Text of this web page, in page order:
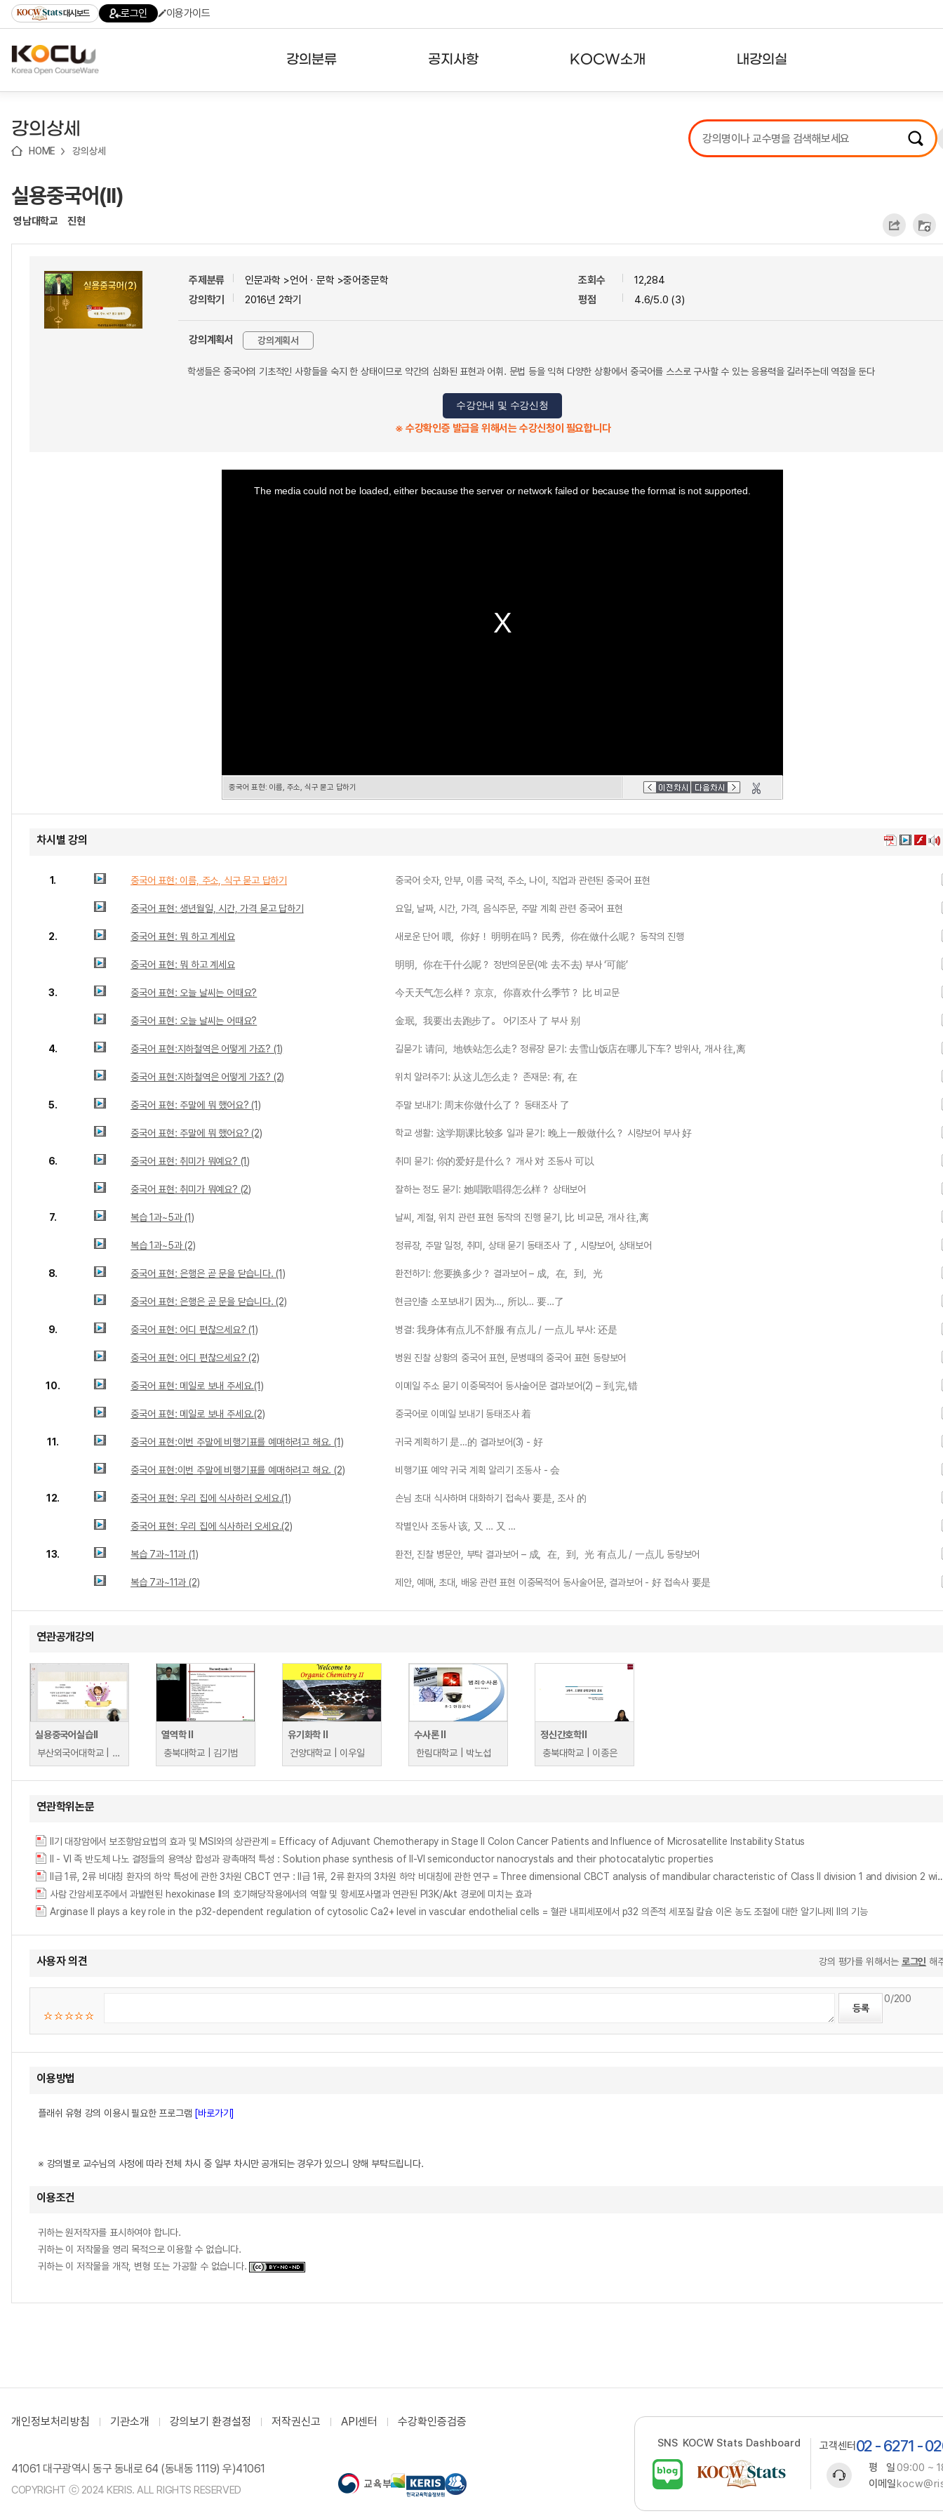
기
기
기
content)
가
대시보드 로그인 이용가이드
강의분류 공지사항 KOCW소개 내강의실
강의리스트
수강확인증강의
강의상세
HOME 강의상세
실용중국어(II)
영남대학교 진현
주제분류
인문과학 >언어ㆍ문학 >중어중문학
강의학기
2016년 2학기
조회수
12,284
평점
4.6/5.0 (3)
강의계획서 강의계획서
학생들은 중국어의 기초적인 사항들을 숙지 한 상태이므로 약간의 심화된 표현과 어휘. 문법 등을 익혀 다양한 상황에서 중국어를 스스로 구사할 수 있는 응용력을 길러주는데 역점을 둔다
수강안내 및 수강신청
※ 수강확인증 발급을 위해서는 수강신청이 필요합니다
The media could not be loaded, either because the server or network failed or because the format is not supported.
중국어 표현: 이름, 주소, 식구 묻고 답하기
차시별 강의
1. 중국어 표현: 이름, 주소, 식구 묻고 답하기 중국어 숫자, 안부, 이름 국적, 주소, 나이, 직업과 관련된 중국어 표현
중국어 표현: 생년월일, 시간, 가격 묻고 답하기 요일, 날짜, 시간, 가격, 음식주문, 주말 계획 관련 중국어 표현
2. 중국어 표현: 뭐 하고 계세요 새로운 단어 喂，你好！ 明明在吗？ 民秀，你在做什么呢？ 동작의 진행
중국어 표현: 뭐 하고 계세요 明明，你在干什么呢？ 정반의문문(예: 去不去) 부사 ‘可能’
3. 중국어 표현: 오늘 날씨는 어때요? 今天天气怎么样？ 京京，你喜欢什么季节？ 比 비교문
중국어 표현: 오늘 날씨는 어때요? 金珉，我要出去跑步了。 어기조사 了 부사 别
4. 중국어 표현:지하철역은 어떻게 가죠? (1) 길묻기: 请问，地铁站怎么走? 정류장 묻기: 去雪山饭店在哪儿下车? 방위사, 개사 往,离
중국어 표현:지하철역은 어떻게 가죠? (2) 위치 알려주기: 从这儿怎么走？ 존재문: 有, 在
5. 중국어 표현: 주말에 뭐 했어요? (1) 주말 보내기: 周末你做什么了？ 동태조사 了
중국어 표현: 주말에 뭐 했어요? (2) 학교 생활: 这学期课比较多 일과 묻기: 晚上一般做什么？ 시량보어 부사 好
6. 중국어 표현: 취미가 뭐예요? (1) 취미 묻기: 你的爱好是什么？ 개사 对 조동사 可以
중국어 표현: 취미가 뭐예요? (2) 잘하는 정도 묻기: 她唱歌唱得怎么样？ 상태보어
7. 복습 1과~5과 (1) 날씨, 계절, 위치 관련 표현 동작의 진행 묻기, 比 비교문, 개사 往,离
복습 1과~5과 (2) 정류장, 주말 일정, 취미, 상태 묻기 동태조사 了 , 시량보어, 상태보어
8. 중국어 표현: 은행은 곧 문을 닫습니다. (1) 환전하기: 您要换多少？ 결과보어 – 成，在，到，光
중국어 표현: 은행은 곧 문을 닫습니다. (2) 현금인출 소포보내기 因为…, 所以… 要…了
9. 중국어 표현: 어디 편찮으세요? (1) 병결: 我身体有点儿不舒服 有点儿 / 一点儿 부사: 还是
중국어 표현: 어디 편찮으세요? (2) 병원 진찰 상황의 중국어 표현, 문병때의 중국어 표현 동량보어
10. 중국어 표현: 메일로 보내 주세요.(1) 이메일 주소 묻기 이중목적어 동사술어문 결과보어(2) – 到,完,错
중국어 표현: 메일로 보내 주세요.(2) 중국어로 이메일 보내기 동태조사 着
11. 중국어 표현:이번 주말에 비행기표를 예매하려고 해요. (1) 귀국 계획하기 是…的 결과보어(3) - 好
중국어 표현:이번 주말에 비행기표를 예매하려고 해요. (2) 비행기표 예약 귀국 계획 알리기 조동사 - 会
12. 중국어 표현: 우리 집에 식사하러 오세요.(1) 손님 초대 식사하며 대화하기 접속사 要是, 조사 的
중국어 표현: 우리 집에 식사하러 오세요.(2) 작별인사 조동사 该, 又 … 又 …
13. 복습 7과~11과 (1) 환전, 진찰 병문안, 부탁 결과보어 – 成，在，到，光 有点儿 / 一点儿 동량보어
복습 7과~11과 (2) 제안, 예매, 초대, 배웅 관련 표현 이중목적어 동사술어문, 결과보어 - 好 접속사 要是
연관공개강의
실용중국어실습II
부산외국어대학교 | 조소군
열역학 II
충북대학교 | 김기범
유기화학 II
건양대학교 | 이우일
수사론 II
한림대학교 | 박노섭
정신간호학II
충북대학교 | 이종은
연관학위논문
II기 대장암에서 보조항암요법의 효과 및 MSI와의 상관관계 = Efficacy of Adjuvant Chemotherapy in Stage II Colon Cancer Patients and Influence of Microsatellite Instability Status
II - VI 족 반도체 나노 결정들의 용액상 합성과 광촉매적 특성 : Solution phase synthesis of II-VI semiconductor nanocrystals and their photocatalytic properties
II급 1류, 2류 비대칭 환자의 하악 특성에 관한 3차원 CBCT 연구 : II급 1류, 2류 환자의 3차원 하악 비대칭에 관한
사람 간암세포주에서 과발현된 hexokinase II의 호기해당작용에서의 역할 및 항세포사멸과 연관된 PI3K/Akt 경로에 미치는 효과
Arginase II plays a key role in the p32-dependent regulation of cytosolic Ca2+ level in vascular endothelial cells = 혈관 내피세포에서 p32 의존적 세포질 칼슘 이온 농도 조절에 대한 알기나제 II의 기능
사용자 의견 강의 평가를 위해서는 로그인 해
0/200
이용방법
플래쉬 유형 강의 이용시 필요한 프로그램 [바로가기]
※ 강의별로 교수님의 사정에 따라 전체 차시 중 일부 차시만 공개되는 경우가 있으니 양해 부탁드립니다.
이용조건
귀하는 원저작자를 표시하여야 합니다.
귀하는 이 저작물을 영리 목적으로 이용할 수 없습니다.
귀하는 이 저작물을 개작, 변형 또는 가공할 수 없습니다.
개인정보처리방침 기관소개 강의보기 환경설정 저작권신고 API센터 수강확인증검증
41061 대구광역시 동구 동내로 64 (동내동 1119) 우)41061
COPYRIGHT ⓒ 2024 KERIS. ALL RIGHTS RESERVED
SNS KOCW Stats Dashboard 고객센터 02 - 6271 -
평 일09:00 ~
이메일